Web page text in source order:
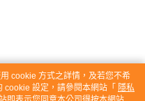
cookie 方式之詳情，及若您不希
cookie 設定，請參閱本網站「 隱私